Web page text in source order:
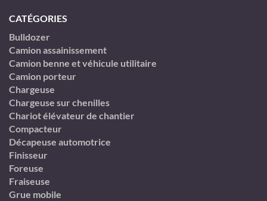
CATÉGORIES
Bulldozer
Camion assainissement
Camion benne et véhicule utilitaire
Camion porteur
Chargeuse
Chargeuse sur chenilles
Chariot élévateur de chantier
Compacteur
Décapeuse automotrice
Finisseur
Foreuse
Fraiseuse
Grue mobile